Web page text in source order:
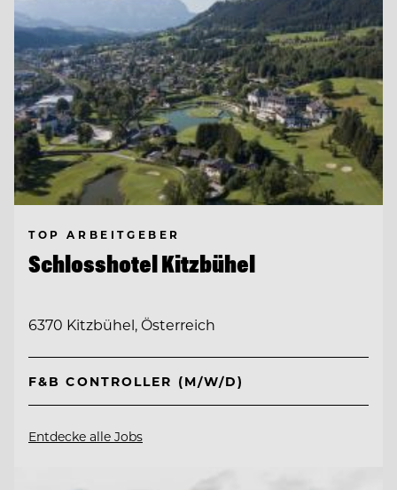
TOP ARBEITGEBER
Schlosshotel Kitzbühel
6370 Kitzbühel, Österreich
F&B CONTROLLER (M/W/D)
Entdecke alle Jobs